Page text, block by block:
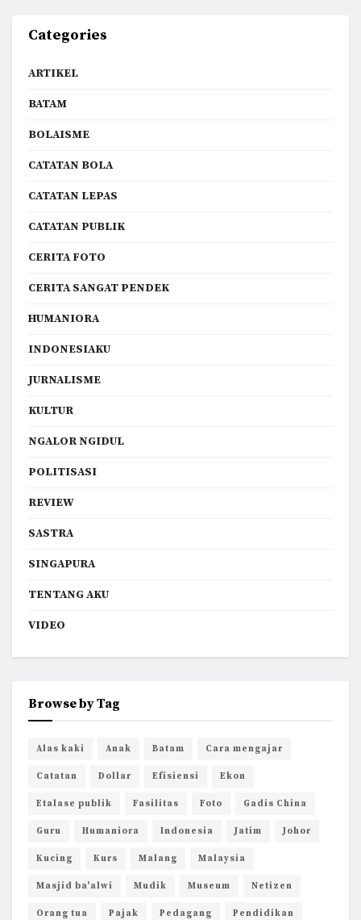
Categories
ARTIKEL
BATAM
BOLAISME
CATATAN BOLA
CATATAN LEPAS
CATATAN PUBLIK
CERITA FOTO
CERITA SANGAT PENDEK
HUMANIORA
INDONESIAKU
JURNALISME
KULTUR
NGALOR NGIDUL
POLITISASI
REVIEW
SASTRA
SINGAPURA
TENTANG AKU
VIDEO
Browse by Tag
Alas kaki Anak Batam Cara mengajar
Catatan Dollar Efisiensi Ekon
Etalase publik Fasilitas Foto Gadis China
Guru Humaniora Indonesia Jatim Johor
Kucing Kurs Malang Malaysia
Masjid ba'alwi Mudik Museum Netizen
Orang tua Pajak Pedagang Pendidikan